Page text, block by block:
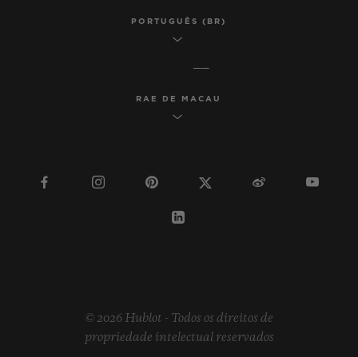
PORTUGUÊS (BR)
RAE DE MACAU
© 2026 Hublot - Todos os direitos de
propriedade intelectual reservados